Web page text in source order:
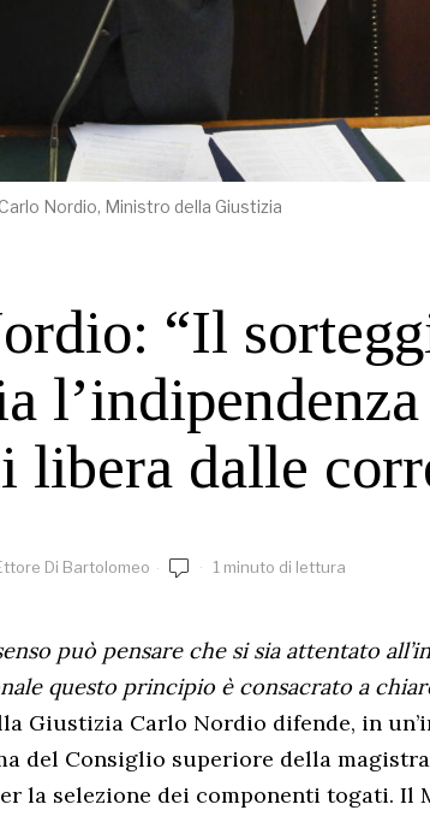
Carlo Nordio, Ministro della Giustizia
“Il
libera dalle
Di Bartolomeo 1 minuto di lettura
può pensare che si sia attentato
questo principio è consacrato a
Giustizia Carlo Nordio difende, in
del Consiglio superiore della
la selezione dei componenti togati. Il